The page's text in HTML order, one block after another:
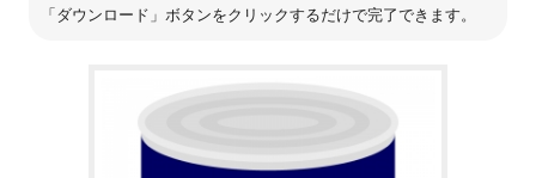
「ダウンロード」ボタンをクリックするだけで完了できます。